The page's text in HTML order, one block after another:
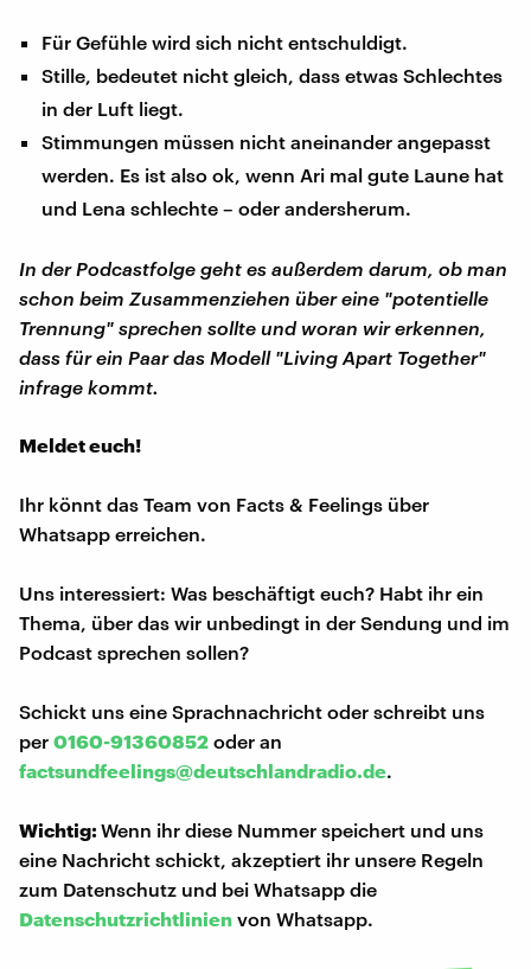
Für Gefühle wird sich nicht entschuldigt.
Stille, bedeutet nicht gleich, dass etwas Schlechtes
in der Luft liegt.
Stimmungen müssen nicht aneinander angepasst
werden. Es ist also ok, wenn Ari mal gute Laune hat
und Lena schlechte – oder andersherum.
In der Podcastfolge geht es außerdem darum, ob man
schon beim Zusammenziehen über eine "potentielle
Trennung" sprechen sollte und woran wir erkennen,
dass für ein Paar das Modell "Living Apart Together"
infrage kommt.
Meldet euch!
Ihr könnt das Team von Facts & Feelings über
Whatsapp erreichen.
Uns interessiert: Was beschäftigt euch? Habt ihr ein
Thema, über das wir unbedingt in der Sendung und im
Podcast sprechen sollen?
Schickt uns eine Sprachnachricht oder schreibt uns
per 0160-91360852 oder an
factsundfeelings@deutschlandradio.de.
Wichtig:Wenn ihr diese Nummer speichert und uns
eine Nachricht schickt, akzeptiert ihr unsere Regeln
zum Datenschutz und bei Whatsapp die
Datenschutzrichtlinien von Whatsapp.